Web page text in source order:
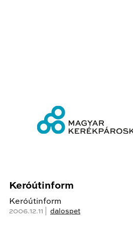
Keróútinform
Keróútinform
2006.12.11 | dalospet